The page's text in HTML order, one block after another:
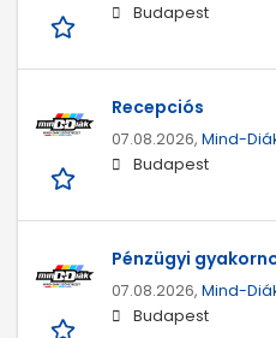
Budapest
Recepciós
07.08.2026, Mind-
Budapest
Pénzügyi
07.08.2026, Mind-
Budapest